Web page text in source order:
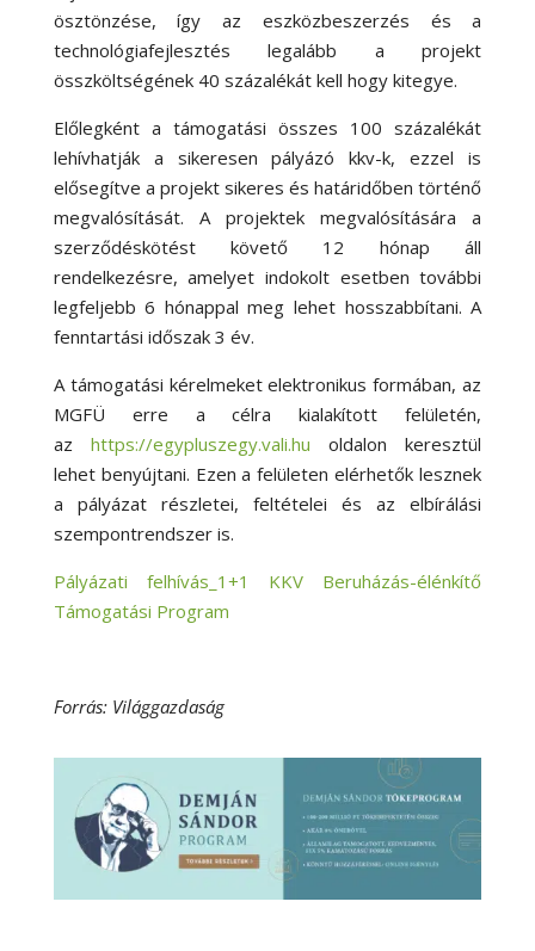
ösztönzése, így az eszközbeszerzés és a
technológiafejlesztés legalább a projekt
összköltségének 40 százalékát kell hogy kitegye.
Előlegként a támogatási összes 100 százalékát
lehívhatják a sikeresen pályázó kkv-k, ezzel is
elősegítve a projekt sikeres és határidőben történő
megvalósítását. A projektek megvalósítására a
szerződéskötést követő 12 hónap áll
rendelkezésre, amelyet indokolt esetben további
legfeljebb 6 hónappal meg lehet hosszabbítani. A
fenntartási időszak 3 év.
A támogatási kérelmeket elektronikus formában, az
MGFÜ erre a célra kialakított felületén,
az
https://egypluszegy.vali.hu
oldalon keresztül
lehet benyújtani. Ezen a felületen elérhetők lesznek
a pályázat részletei, feltételei és az elbírálási
szempontrendszer is.
Pályázati felhívás_1+1 KKV Beruházás-élénkítő
Támogatási Program
Forrás: Világgazdaság